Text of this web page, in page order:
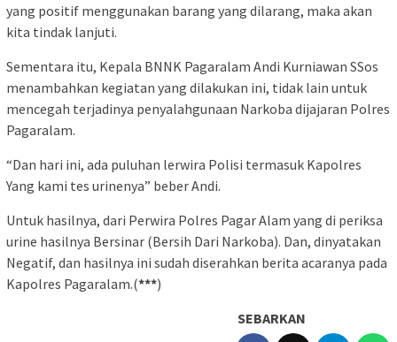
yang positif menggunakan barang yang dilarang, maka akan
kita tindak lanjuti.
Sementara itu, Kepala BNNK Pagaralam Andi Kurniawan SSos
menambahkan kegiatan yang dilakukan ini, tidak lain untuk
mencegah terjadinya penyalahgunaan Narkoba dijajaran Polres
Pagaralam.
“Dan hari ini, ada puluhan lerwira Polisi termasuk Kapolres
Yang kami tes urinenya” beber Andi.
Untuk hasilnya, dari Perwira Polres Pagar Alam yang di periksa
urine hasilnya Bersinar (Bersih Dari Narkoba). Dan, dinyatakan
Negatif, dan hasilnya ini sudah diserahkan berita acaranya pada
Kapolres Pagaralam.(***)
SEBARKAN